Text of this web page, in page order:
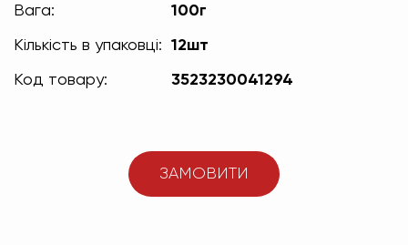
Вага: 100г
Кількість в упаковці: 12шт
Код товару: 3523230041294
ЗАМОВИТИ